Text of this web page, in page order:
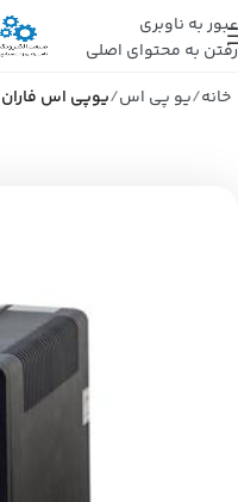
عبور به ناوبری
رفتن به محتوای اصلی
خانه یو پی اس یوپی اس فاران